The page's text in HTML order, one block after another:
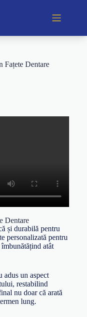
Fațete Dentare
Dentare
și durabilă pentru
personalizată pentru
atât
adus un aspect
restabilind
nu doar că arată
lung.